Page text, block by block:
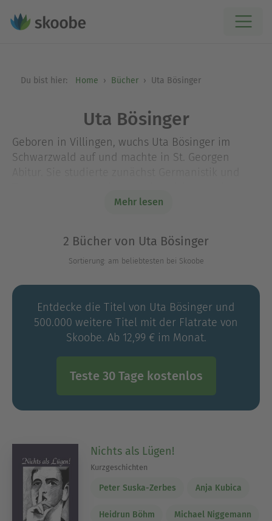
Du bist hier: Home Bücher Uta Bösinger
Uta Bösinger
Geboren in Villingen, wuchs Uta Bösinger im
Schwarzwald auf und machte in St. Georgen
Schauspiel, war kurzfristig an der
dann aber zum Sportstudium nach München.
Heute bewirtschaftet sie mit ihrem Mann einen
landwirtschaftlichen Betrieb im Nebenerwerb.
Mehr lesen
2 Bücher von Uta Bösinger
Sortierung: am beliebtesten bei Skoobe
Entdecke die Titel von Uta Bösinger und
500.000 weitere Titel mit der Flatrate von
Skoobe. Ab 12,99 € im Monat.
Teste 30 Tage kostenlos
Nichts als Lügen!
Kurzgeschichten
Peter Suska-Zerbes Anja Kubica
Heidrun Böhm Michael Niggemann